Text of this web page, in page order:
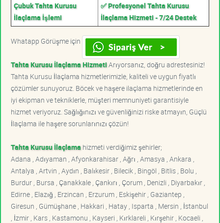
Çubuk Tahta Kurusu
İlaçlama İşlemi
✅ Profesyonel Tahta Kurusu
İlaçlama Hizmeti - 7/24 Destek
Whatapp Görüşme için
Tahta Kurusu İlaçlama HizmetiArıyorsanız, doğru adrestesiniz!
Tahta Kurusu İlaçlama hizmetlerimizle, kaliteli ve uygun fiyatlı
çözümler sunuyoruz. Böcek ve haşere ilaçlama hizmetlerinde en
iyi ekipman ve tekniklerle, müşteri memnuniyeti garantisiyle
hizmet veriyoruz. Sağlığınızı ve güvenliğinizi riske atmayın, Güçlü
İlaçlama ile haşere sorunlarınızı çözün!
Tahta Kurusu İlaçlama hizmeti verdiğimiz şehirler;
Adana , Adıyaman , Afyonkarahisar , Ağrı , Amasya , Ankara ,
Antalya , Artvin , Aydın , Balıkesir , Bilecik , Bingöl , Bitlis , Bolu ,
Burdur , Bursa , Çanakkale , Çankırı , Çorum , Denizli , Diyarbakır ,
Edirne , Elazığ , Erzincan , Erzurum , Eskişehir , Gaziantep ,
Giresun , Gümüşhane , Hakkari , Hatay , Isparta , Mersin , İstanbul
, İzmir , Kars , Kastamonu , Kayseri , Kırklareli , Kırşehir , Kocaeli ,